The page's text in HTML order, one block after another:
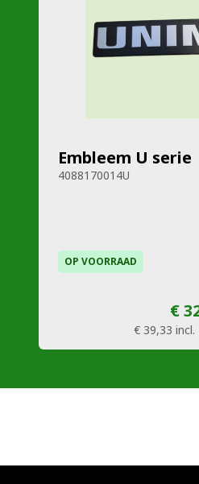
Embleem U serie
4088170014U
OP VOORRAAD
€
€ 39,33 incl.